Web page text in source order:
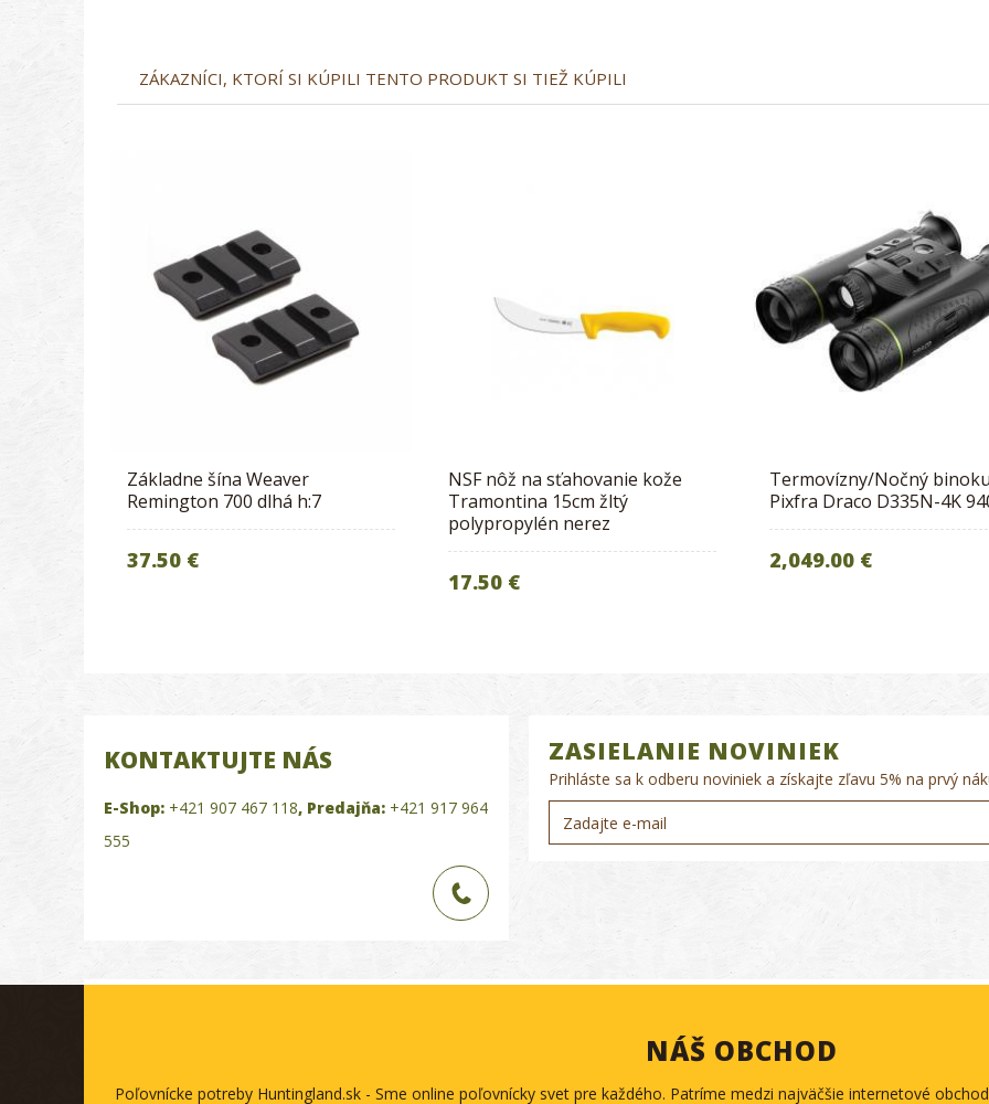
ZÁKAZNÍCI, KTORÍ SI KÚPILI TENTO PRODUKT SI TIEŽ KÚPILI
Základne šína Weaver
Remington 700 dlhá h:7
37.50 €
NSF nôž na sťahovanie kože
Tramontina 15cm žltý
polypropylén nerez
17.50 €
Termovízny/Nočný
Pixfra Draco D335N-4K
2,049.00 €
KONTAKTUJTE NÁS
E-Shop: +421 907 467 118, Predajňa: +421 917 964
555
ZASIELANIE NOVINIEK
Prihláste sa k odberu noviniek a získajte zľavu 5% na prvý
NÁŠ OBCHOD
Poľovnícke potreby Huntingland.sk - Sme online poľovnícky svet pre každého. Patríme medzi najväčšie internetové